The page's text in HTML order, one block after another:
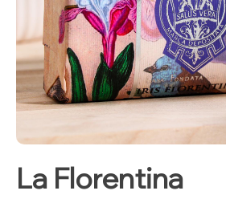
La Florentina